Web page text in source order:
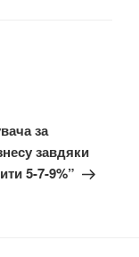
за
завдяки
5-7-9%”